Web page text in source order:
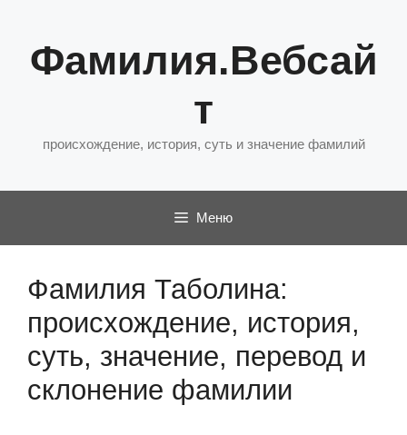
содержимому
Фамилия.Вебсай
т
происхождение, история, суть и значение фамилий
Меню
Фамилия Таболина:
происхождение, история,
суть, значение, перевод и
склонение фамилии